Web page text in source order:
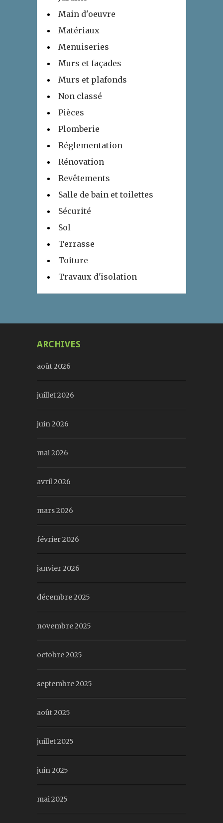
Main d'oeuvre
Matériaux
Menuiseries
Murs et façades
Murs et plafonds
Non classé
Pièces
Plomberie
Réglementation
Rénovation
Revêtements
Salle de bain et toilettes
Sécurité
Sol
Terrasse
Toiture
Travaux d'isolation
ARCHIVES
août 2026
juillet 2026
juin 2026
mai 2026
avril 2026
mars 2026
février 2026
janvier 2026
décembre 2025
novembre 2025
octobre 2025
septembre 2025
août 2025
juillet 2025
juin 2025
mai 2025